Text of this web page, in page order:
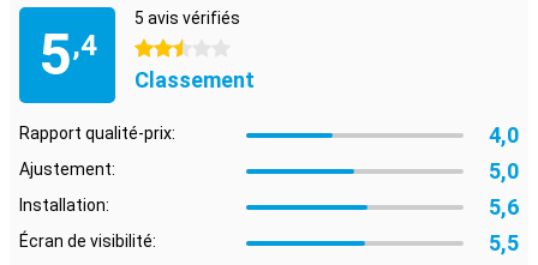
13T Pro ? Alors ce protecteur d'écran transparent est une bonne
option. La couche de protection ne gêne pas et offre une
protection contre la saleté, la poussière et les objets pointus. Vous
évitez ainsi les rayures sur l'écran.
5,4
5 avis vérifiés
2.5 étoiles
Classement
Rapport qualité-prix: 4,0
Ajustement: 5,0
Installation: 5,6
Écran de visibilité: 5,5